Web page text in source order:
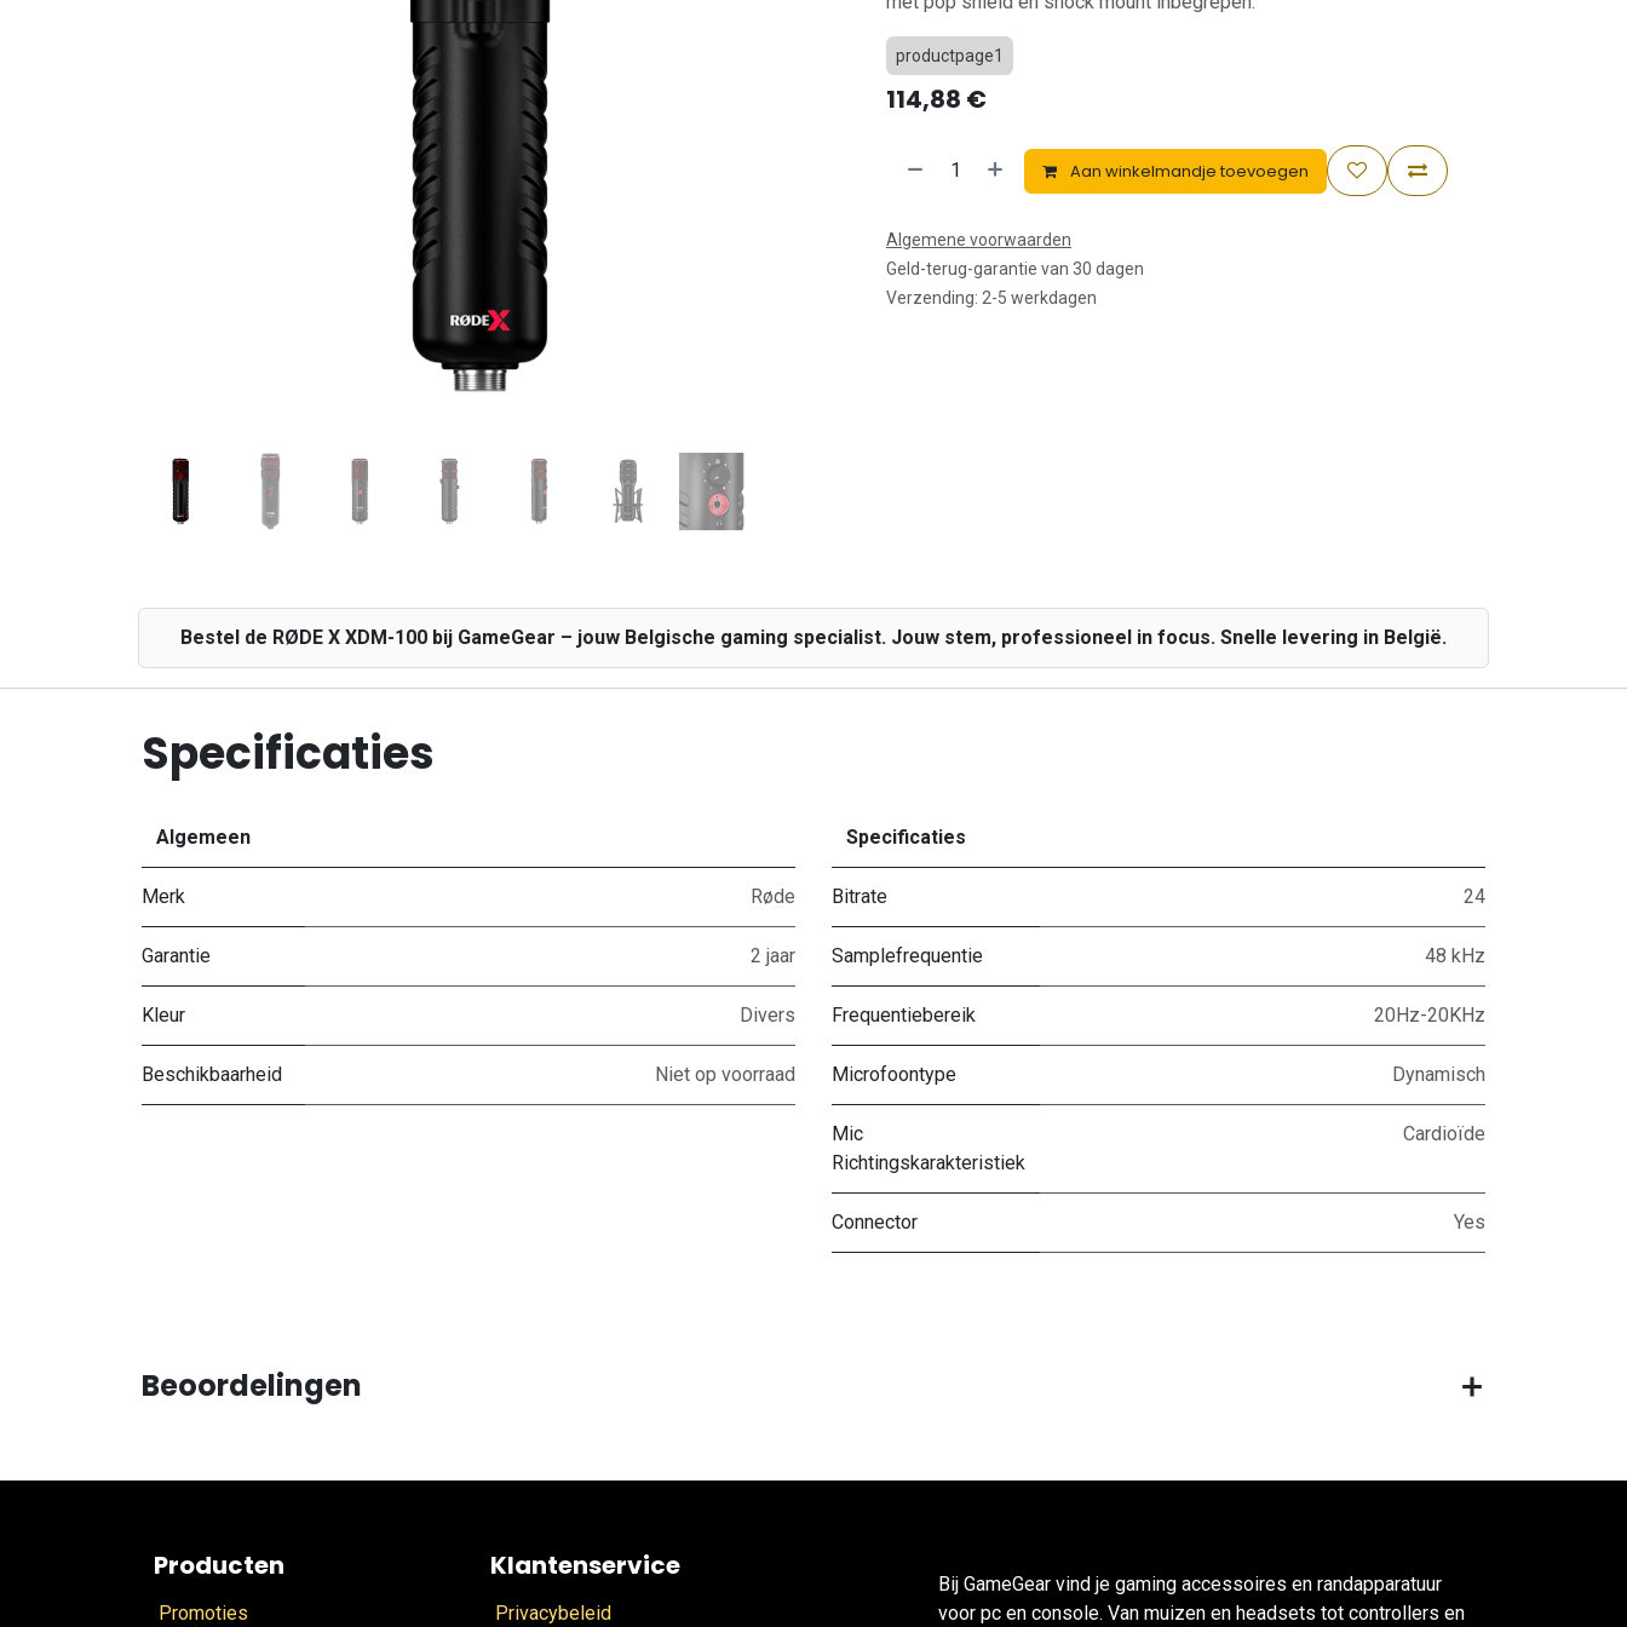
productpage1
114,88 €
Aan winkelmandje toevoegen
Algemene voorwaarden
Geld-terug-garantie van 30 dagen
Verzending: 2-5 werkdagen
Bestel de RØDE X XDM-100 bij GameGear – jouw Belgische gaming specialist. Jouw stem, professioneel in focus. Snelle levering in België.
Specificaties
Algemeen
Merk Røde
Garantie 2 jaar
Kleur Divers
Beschikbaarheid Niet op voorraad
Specificaties
Bitrate 24
Samplefrequentie 48 kHz
Frequentiebereik 20Hz-20KHz
Microfoontype Dynamisch
Mic
Richtingskarakteristiek
Cardioïde
Connector Yes
Beoordelingen
Producten
Promoties
Klantenservice
Privacybeleid
Bij GameGear vind je gaming accessoires en randapparatuur
voor pc en console. Van muizen en headsets tot controllers en